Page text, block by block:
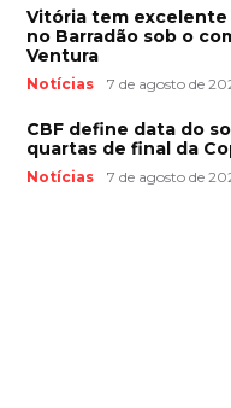
Vitória tem
no Barradão sob o
Ventura
Notícias 7 de agosto de
CBF define data do
quartas de final da
Notícias 7 de agosto de